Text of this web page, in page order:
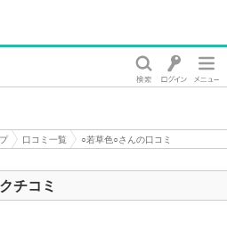
口コミ一覧
○若草色○さんの口コミ
クチコミ